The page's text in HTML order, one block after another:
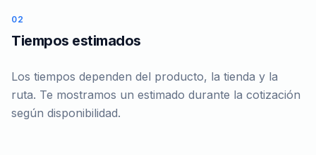
02
Tiempos estimados
Los tiempos dependen del producto, la tienda y la
ruta. Te mostramos un estimado durante la cotización
según disponibilidad.